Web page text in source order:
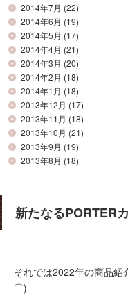
2014年7月 (22)
2014年6月 (19)
2014年5月 (17)
2014年4月 (21)
2014年3月 (20)
2014年2月 (18)
2014年1月 (18)
2013年12月 (17)
2013年11月 (18)
2013年10月 (21)
2013年9月 (19)
2013年8月 (18)
新たなるPORTER
それでは2022年の商品
⌒)